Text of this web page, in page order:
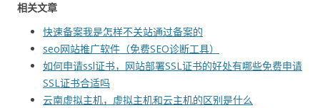
相关文章
快速备案我是怎样不关站通过备案的
seo网站推广软件（免费SEO诊断工具）
如何申请ssl证书，网站部署SSL证书的好处有哪些免费申请
SSL证书合适吗
云南虚拟主机，虚拟主机和云主机的区别是什么